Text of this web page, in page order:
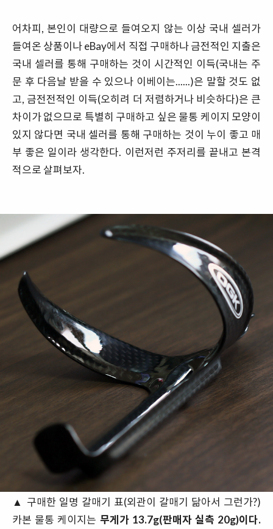
어차피, 본인이 대량으로 들여오지 않는 이상 국내 셀러가
들여온 상품이나 eBay에서 직접 구매하나 금전적인 지출은
국내 셀러를 통해 구매하는 것이 시간적인 이득(국내는 주
문 후 다음날 받을 수 있으나 이베이는......)은 말할 것도 없
고, 금전전적인 이득(오히려 더 저렴하거나 비슷하다)은 큰
차이가 없으므로 특별히 구매하고 싶은 물통 케이지 모양이
있지 않다면 국내 셀러를 통해 구매하는 것이 누이 좋고 매
부 좋은 일이라 생각한다. 이런저런 주저리를 끝내고 본격
적으로 살펴보자.
▲ 구매한 일명 갈매기 표(외관이 갈매기 닮아서 그런가?)
카본 물통 케이지는 무게가 13.7g(판매자 실측 20g)이다.